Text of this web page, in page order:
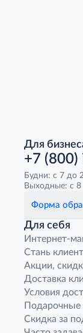
Для
+7 (800)
Будни: с 7 до
Выходные: с 8
Форма
Для себя
Интернет-
Стань
Акции,
Доставка
Условия
Подарочные
Скидка за